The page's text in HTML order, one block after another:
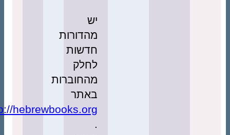
מהדורות
חדשות
לחלק
מהחוברות
באתר
http://hebrewbooks.org/